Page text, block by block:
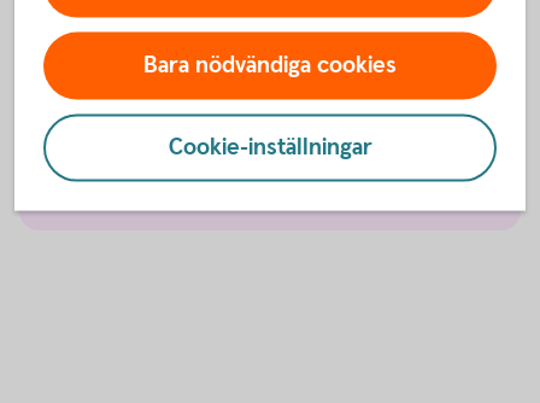
Ungdomskonto
Anmäl konto till kontoregistret
Bara nödvändiga cookies
Cookie-inställningar